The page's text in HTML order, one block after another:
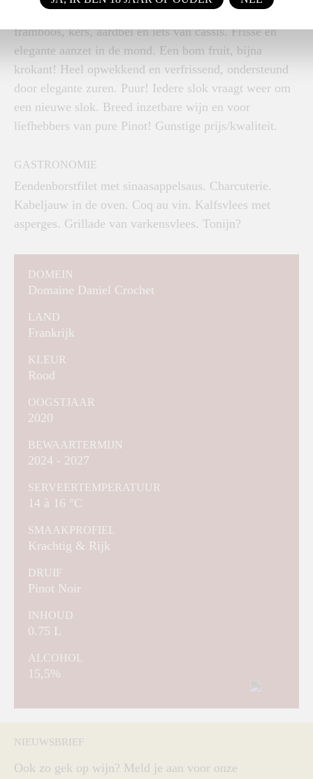
Aantrekkelijke neus met veel rood- en vers fruit:
framboos, kers, aardbei en iets van cassis. Frisse en
elegante aanzet in de mond. Een bom fruit, bijna
krokant! Heel opwekkend en verfrissend, ondersteund
door elegante zuren. Puur! Iedere slok vraagt weer om
een nieuwe slok. Breed inzetbare wijn en voor
liefhebbers van pure Pinot! Gunstige prijs/kwaliteit.
GASTRONOMIE
Eendenborstfilet met sinaasappelsaus. Charcuterie.
Kabeljauw in de oven. Coq au vin. Kalfsvlees met
asperges. Grillade van varkensvlees. Tonijn?
DOMEIN
Domaine Daniel Crochet
LAND
Frankrijk
KLEUR
Rood
OOGSTJAAR
2020
BEWAARTERMIJN
2024 - 2027
SERVEERTEMPERATUUR
14 à 16 °C
SMAAKPROFIEL
Krachtig & Rijk
DRUIF
Pinot Noir
INHOUD
0.75 L
ALCOHOL
15,5%
NIEUWSBRIEF
Ook zo gek op wijn? Meld je aan voor onze